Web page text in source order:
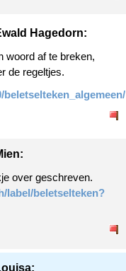
Hagedorn:
woord af te breken,
de regeltjes.
over geschreven.
label/beletselteken?